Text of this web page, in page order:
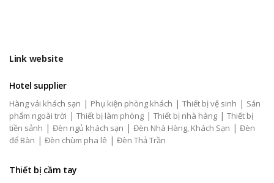
Link website
Hotel supplier
Hàng vải khách sạn | Phụ kiện phòng khách | Thiết bị vệ sinh | Sản
phẩm ngoài trời | Thiết bị làm phòng | Thiết bị nhà hàng | Thiết bị
tiền sảnh | Đèn ngủ khách sạn | Đèn Nhà Hàng, Khách Sạn | Đèn
để Bàn | Đèn chùm pha lê | Đèn Thả Trần
Thiết bị cầm tay